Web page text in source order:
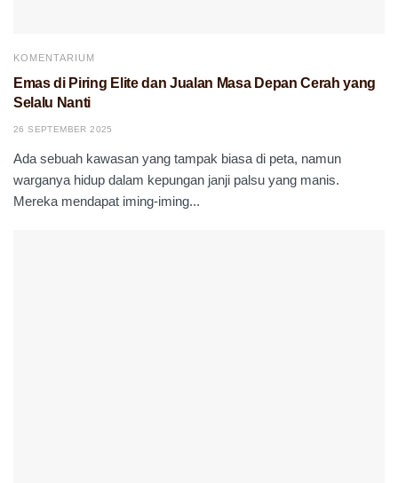
KOMENTARIUM
Emas di Piring Elite dan Jualan Masa Depan Cerah yang
Selalu Nanti
26 SEPTEMBER 2025
Ada sebuah kawasan yang tampak biasa di peta, namun
warganya hidup dalam kepungan janji palsu yang manis.
Mereka mendapat iming-iming...